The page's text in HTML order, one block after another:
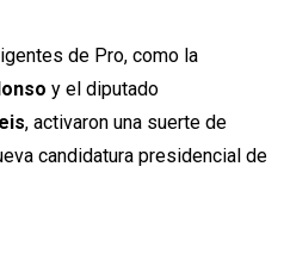
de Pro, como la
y el diputado
, activaron una suerte de
candidatura presidencial de